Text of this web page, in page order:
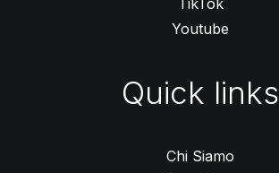
TikTok
Youtube
Quick links
Chi Siamo